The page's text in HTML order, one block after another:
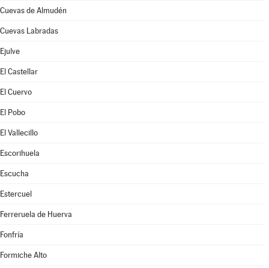
Cuevas de Almudén
Cuevas Labradas
Ejulve
El Castellar
El Cuervo
El Pobo
El Vallecillo
Escorihuela
Escucha
Estercuel
Ferreruela de Huerva
Fonfría
Formiche Alto